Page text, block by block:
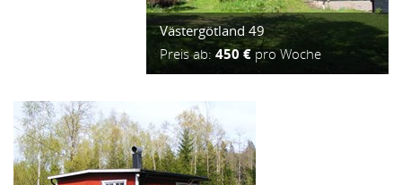
Västergötland 49
Preis ab: 450 €pro Woche